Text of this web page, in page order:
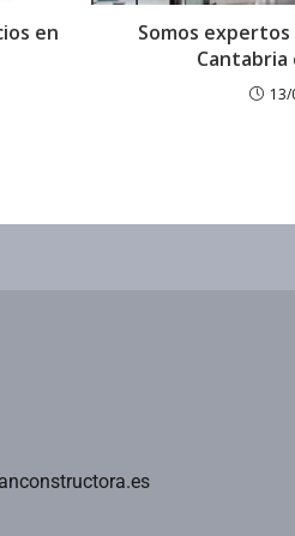
en
Somos
Cantabria